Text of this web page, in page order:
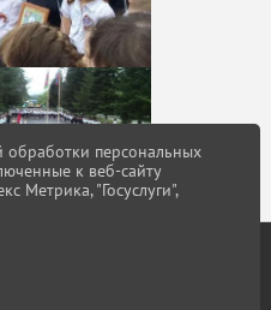
обработки персональных
к веб-сайту
Метрика, "Госуслуги",